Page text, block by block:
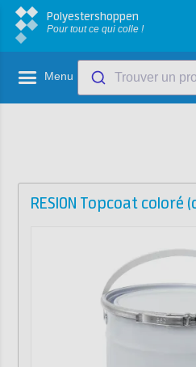
Polyestershoppen
Pour tout ce qui colle !
Menu Trouver un
RESION Topcoat coloré